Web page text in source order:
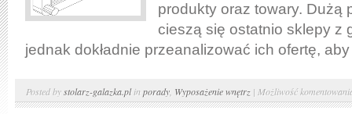
produkty oraz towary. Dużą
cieszą się ostatnio sklepy z
jednak dokładnie przeanalizować ich ofertę,
Posted bystolarz-galazka.plin porady Wyposażenie wnętrz | Możliwość